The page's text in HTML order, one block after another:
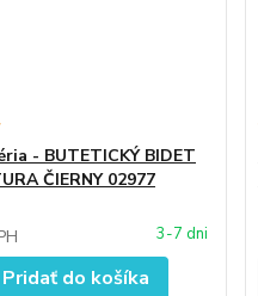
- BUTETICKÝ BIDET
ČIERNY 02977
3-7 dni
Pridať do košíka